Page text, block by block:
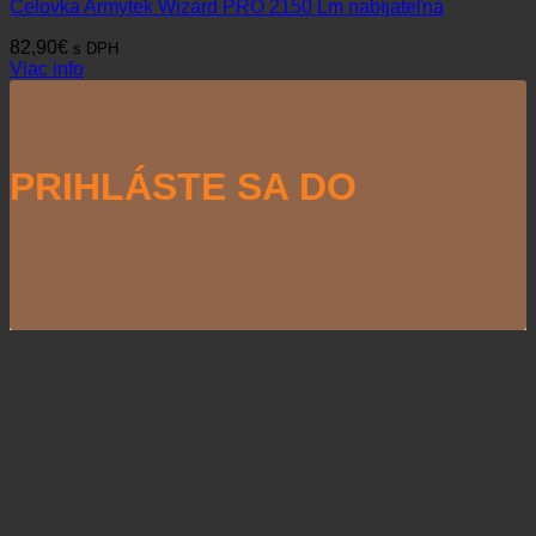
Čelovka Armytek Wizard PRO 2150 Lm nabíjateľná
82,90€ s DPH
Viac info
PRIHLÁSTE SA DO